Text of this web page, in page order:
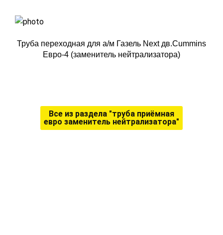
Труба переходная для а/м Газель Next дв.Cummins
Евро-4 (заменитель нейтрализатора)
Все из раздела "труба приёмная
евро заменитель нейтрализатора"